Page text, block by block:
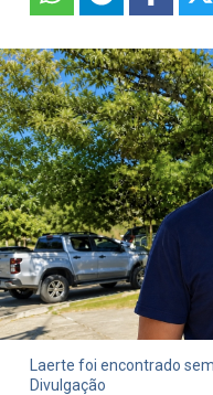
Laerte foi encontrado
Divulgação